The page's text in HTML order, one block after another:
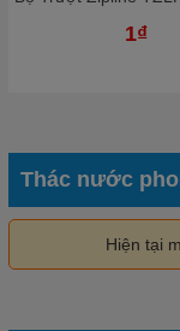
1₫
Thác nước
Hiện tại